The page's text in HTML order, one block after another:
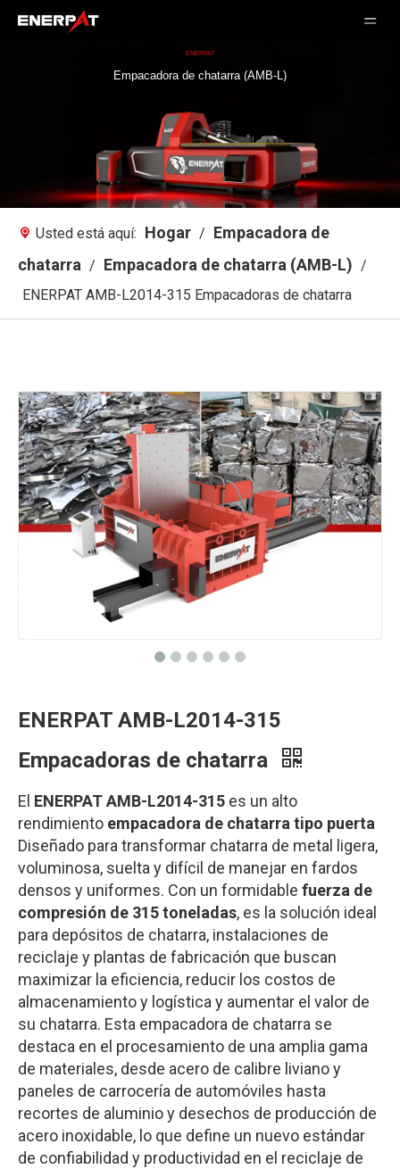
ENERPAT
Empacadora de chatarra (AMB-L)
Usted está aquí: Hogar / Empacadora de
chatarra / Empacadora de chatarra (AMB-L) /
ENERPAT AMB-L2014-315 Empacadoras de chatarra
ENERPAT AMB-L2014-315
Empacadoras de chatarra
El ENERPAT AMB-L2014-315 es un alto
rendimiento empacadora de chatarra tipo puerta
Diseñado para transformar chatarra de metal ligera,
voluminosa, suelta y difícil de manejar en fardos
densos y uniformes. Con un formidable fuerza de
compresión de 315 toneladas, es la solución ideal
para depósitos de chatarra, instalaciones de
reciclaje y plantas de fabricación que buscan
maximizar la eficiencia, reducir los costos de
almacenamiento y logística y aumentar el valor de
su chatarra. Esta empacadora de chatarra se
destaca en el procesamiento de una amplia gama
de materiales, desde acero de calibre liviano y
paneles de carrocería de automóviles hasta
recortes de aluminio y desechos de producción de
acero inoxidable, lo que define un nuevo estándar
de confiabilidad y productividad en el reciclaje de